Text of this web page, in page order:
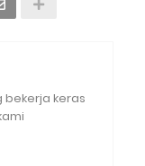
keras